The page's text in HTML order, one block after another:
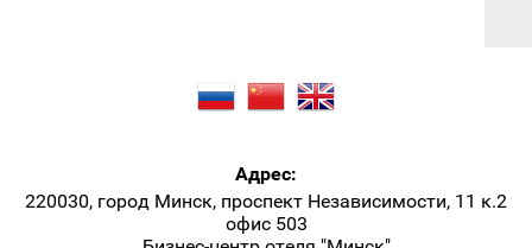
Адрес:
220030, город Минск, проспект Независимости, 11 к.2
офис 503